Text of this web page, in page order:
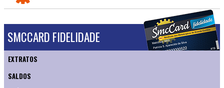
SMCCARD FIDELIDADE
EXTRATOS
SALDOS